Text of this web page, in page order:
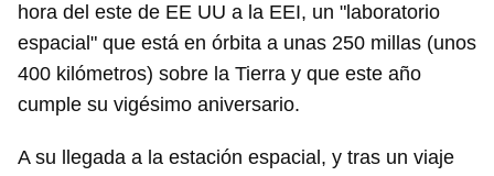
hora del este de EE UU a la EEI, un "laboratorio
espacial" que está en órbita a unas 250 millas (unos
400 kilómetros) sobre la Tierra y que este año
cumple su vigésimo aniversario.
A su llegada a la estación espacial, y tras un viaje